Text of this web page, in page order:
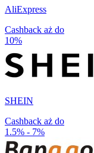
AliExpress
Cashback aż do
10%
SHEIN
Cashback aż do
1.5% - 7%